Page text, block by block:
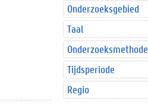
Onderzoeksgebied
Taal
Onderzoeksmethode
Tijdsperiode
Regio